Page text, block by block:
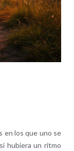
en los que uno se
hubiera un ritmo